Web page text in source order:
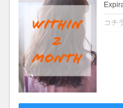
コチ